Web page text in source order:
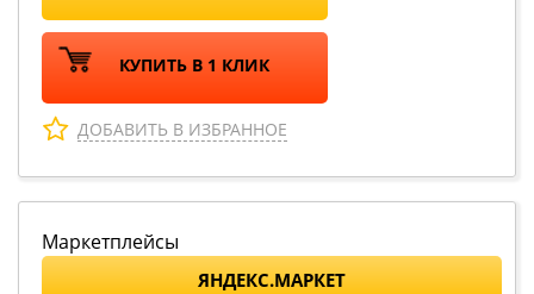
КУПИТЬ В 1 КЛИК
ДОБАВИТЬ В ИЗБРАННОЕ
Маркетплейсы
ЯНДЕКС.МАРКЕТ